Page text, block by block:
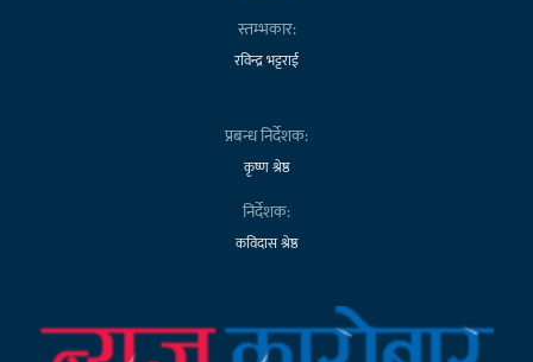
स्तम्भकार:
रविन्द्र भट्टराई
प्रबन्ध निर्देशक:
कृष्ण श्रेष्ठ
निर्देशक:
कविदास श्रेष्ठ